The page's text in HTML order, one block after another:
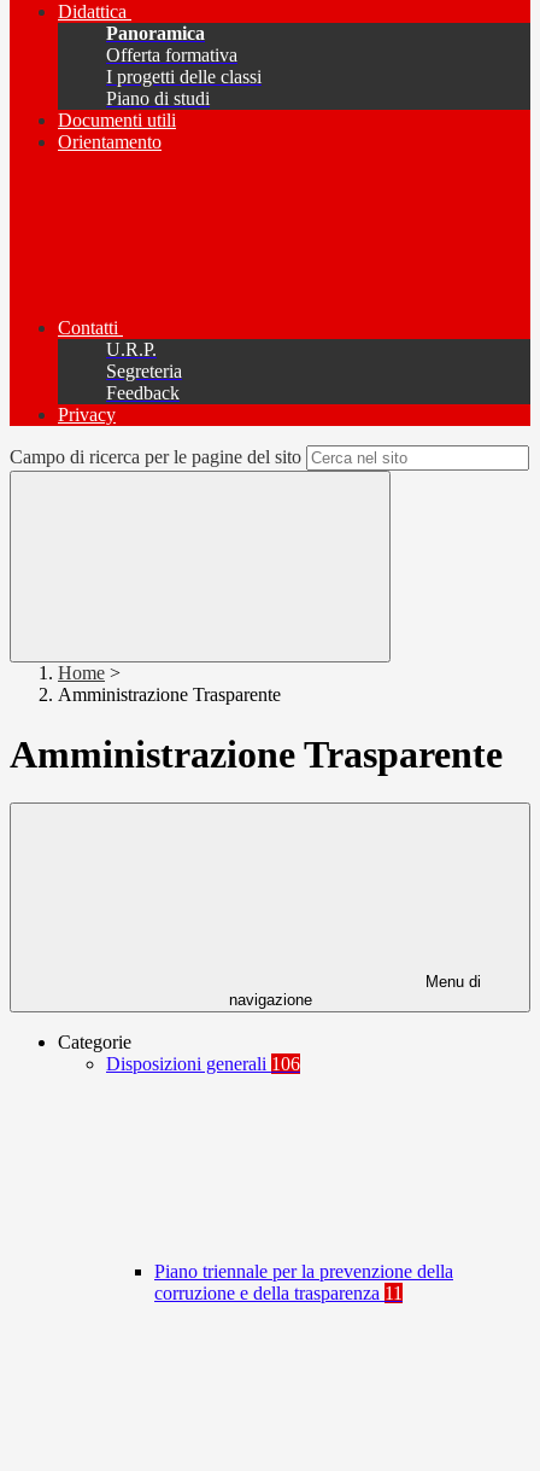
Didattica
Panoramica
Offerta formativa
I progetti delle classi
Piano di studi
Documenti utili
Orientamento
Contatti
U.R.P.
Segreteria
Feedback
Privacy
Campo di ricerca per le pagine del sito
Home >
Amministrazione Trasparente
Amministrazione Trasparente
Menu di
navigazione
Categorie
Disposizioni generali 106
Piano triennale per la prevenzione della
corruzione e della trasparenza 11